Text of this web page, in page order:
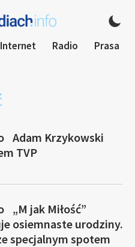
Internet Radio Prasa
Adam Krzykowski
TVP
„M jak Miłość”
osiemnaste urodziny.
specjalnym spotem